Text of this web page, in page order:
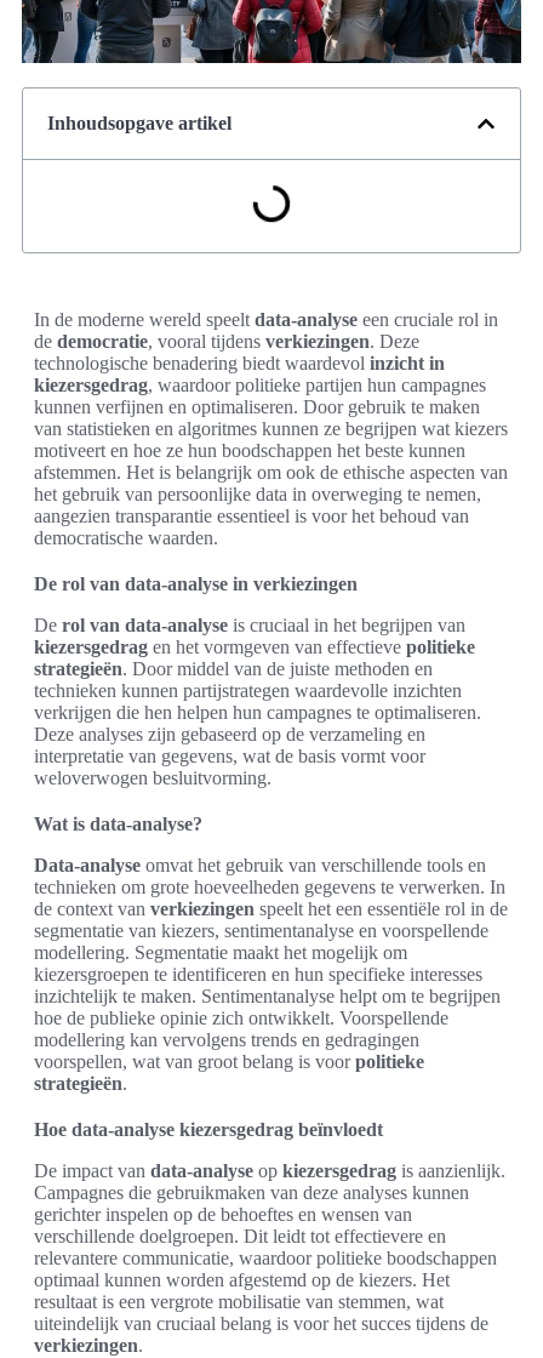
Inhoudsopgave artikel
In de moderne wereld speelt data-analyse een cruciale rol in
de democratie, vooral tijdens verkiezingen. Deze
technologische benadering biedt waardevol inzicht in
kiezersgedrag, waardoor politieke partijen hun campagnes
kunnen verfijnen en optimaliseren. Door gebruik te maken
van statistieken en algoritmes kunnen ze begrijpen wat kiezers
motiveert en hoe ze hun boodschappen het beste kunnen
afstemmen. Het is belangrijk om ook de ethische aspecten van
het gebruik van persoonlijke data in overweging te nemen,
aangezien transparantie essentieel is voor het behoud van
democratische waarden.
De rol van data-analyse in verkiezingen
De rol van data-analyse is cruciaal in het begrijpen van
kiezersgedrag en het vormgeven van effectieve politieke
strategieën. Door middel van de juiste methoden en
technieken kunnen partijstrategen waardevolle inzichten
verkrijgen die hen helpen hun campagnes te optimaliseren.
Deze analyses zijn gebaseerd op de verzameling en
interpretatie van gegevens, wat de basis vormt voor
weloverwogen besluitvorming.
Wat is data-analyse?
Data-analyse omvat het gebruik van verschillende tools en
technieken om grote hoeveelheden gegevens te verwerken. In
de context van verkiezingen speelt het een essentiële rol in de
segmentatie van kiezers, sentimentanalyse en voorspellende
modellering. Segmentatie maakt het mogelijk om
kiezersgroepen te identificeren en hun specifieke interesses
inzichtelijk te maken. Sentimentanalyse helpt om te begrijpen
hoe de publieke opinie zich ontwikkelt. Voorspellende
modellering kan vervolgens trends en gedragingen
voorspellen, wat van groot belang is voorpolitieke
strategieën.
Hoe data-analyse kiezersgedrag beïnvloedt
De impact van data-analyse op kiezersgedrag is aanzienlijk.
Campagnes die gebruikmaken van deze analyses kunnen
gerichter inspelen op de behoeftes en wensen van
verschillende doelgroepen. Dit leidt tot effectievere en
relevantere communicatie, waardoor politieke boodschappen
optimaal kunnen worden afgestemd op de kiezers. Het
resultaat is een vergrote mobilisatie van stemmen, wat
uiteindelijk van cruciaal belang is voor het succes tijdens de
verkiezingen.